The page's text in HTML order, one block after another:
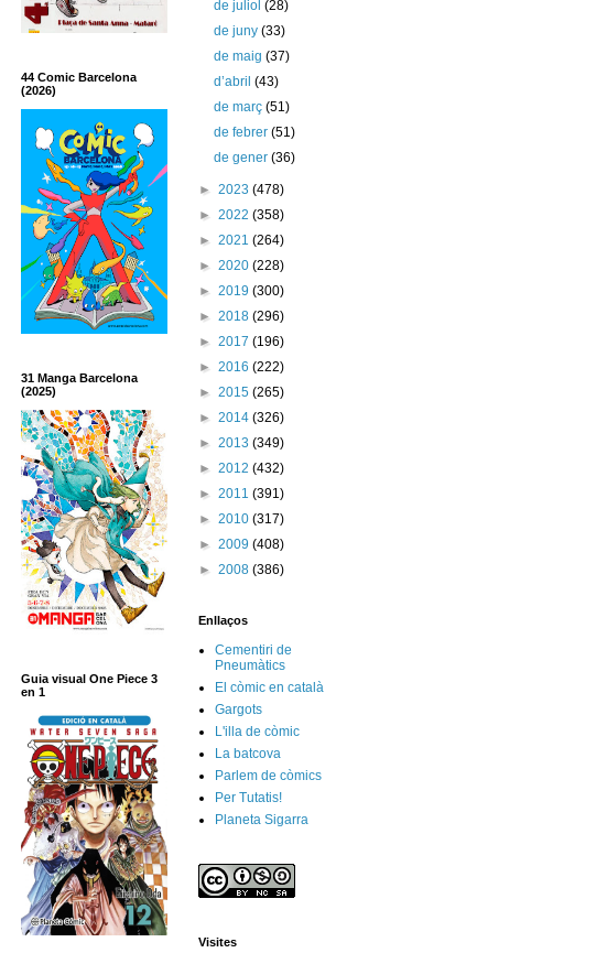
44 Comic Barcelona
(2026)
31 Manga Barcelona
(2025)
Guia visual One Piece 3
en 1
de juliol(28)
de juny(33)
de maig(37)
d’abril(43)
de març(51)
de febrer(51)
de gener(36)
► 2023 (478)
► 2022 (358)
► 2021 (264)
► 2020 (228)
► 2019 (300)
► 2018 (296)
► 2017 (196)
► 2016 (222)
► 2015 (265)
► 2014 (326)
► 2013 (349)
► 2012 (432)
► 2011 (391)
► 2010 (317)
► 2009 (408)
► 2008 (386)
Enllaços
Cementiri de
Pneumàtics
El còmic en català
Gargots
L'illa de còmic
La batcova
Parlem de còmics
Per Tutatis!
Planeta Sigarra
Visites